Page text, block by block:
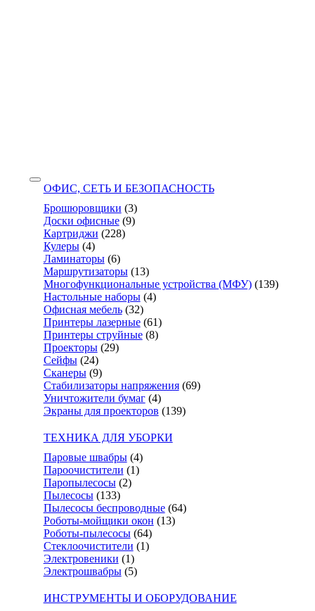
ОФИС, СЕТЬ И БЕЗОПАСНОСТЬ
Брошюровщики (3)
Доски офисные (9)
Картриджи (228)
Кулеры (4)
Ламинаторы (6)
Маршрутизаторы (13)
Многофункциональные устройства (МФУ) (139)
Настольные наборы (4)
Офисная мебель (32)
Принтеры лазерные (61)
Принтеры струйные (8)
Проекторы (29)
Сейфы (24)
Сканеры (9)
Стабилизаторы напряжения (69)
Уничтожители бумаг (4)
Экраны для проекторов (139)
ТЕХНИКА ДЛЯ УБОРКИ
Паровые швабры (4)
Пароочистители (1)
Паропылесосы (2)
Пылесосы (133)
Пылесосы беспроводные (64)
Роботы-мойщики окон (13)
Роботы-пылесосы (64)
Стеклоочистители (1)
Электровеники (1)
Электрошвабры (5)
ИНСТРУМЕНТЫ И ОБОРУДОВАНИЕ